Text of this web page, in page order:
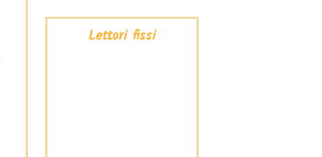
Lettori fissi